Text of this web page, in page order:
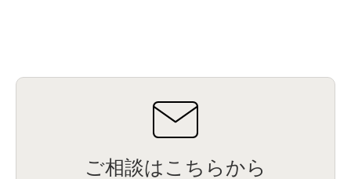
ご相談はこちらから